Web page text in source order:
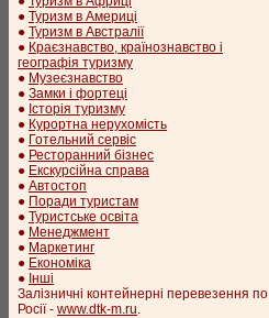
● Туризм в Америці
● Туризм в Австралії
● Краєзнавство, країнознавство і
географія туризму
● Музеєзнавство
● Замки і фортеці
● Історія туризму
● Курортна нерухомість
● Готельний сервіс
● Ресторанний бізнес
● Екскурсійна справа
● Автостоп
● Поради туристам
● Туристське освіта
● Менеджмент
● Маркетинг
● Економіка
● Інші
Залізничні контейнерні перевезення по
Росії - www.dtk-m.ru.